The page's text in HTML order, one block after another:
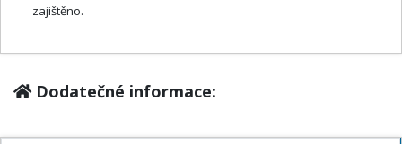
zajištěno.
Dodatečné informace: